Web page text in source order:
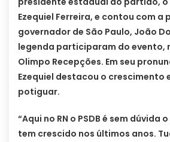
Ezequiel Ferreira, e contou com a
governador de São Paulo, João
legenda participaram do evento,
Olimpo Recepções. Em seu
Ezequiel destacou o crescimento
potiguar.
“Aqui no RN o PSDB é sem dúvida
tem crescido nos últimos anos.